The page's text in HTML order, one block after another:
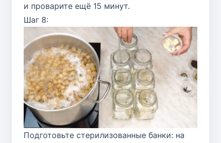
и проварите ещё 15 минут.
Шаг 8:
Подготовьте стерилизованные банки: на